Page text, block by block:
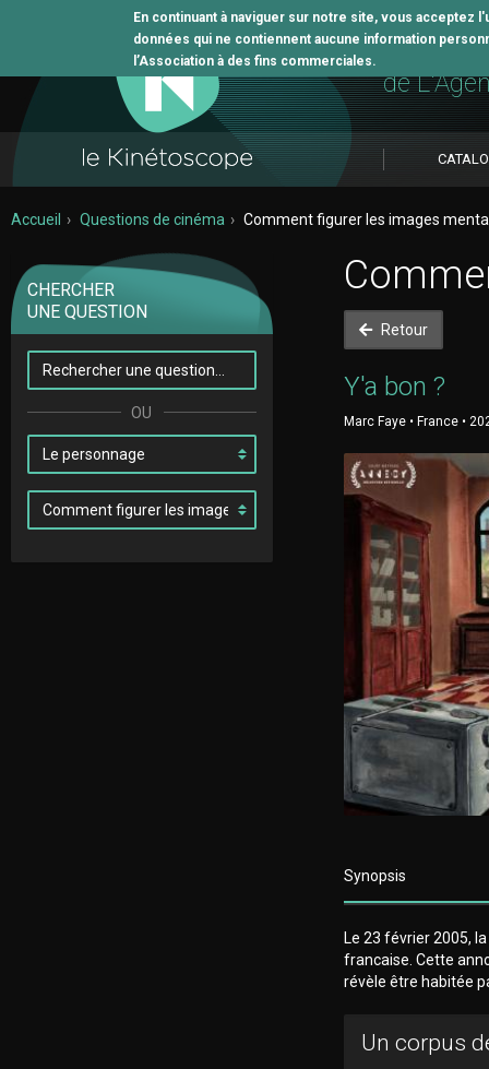
En continuant à naviguer sur notre site, vous
données qui ne contiennent aucune information
l’Association à des fins commerciales. L'outil
de
Accueil Questions de cinéma Comment figurer les images
CHERCHER
UNE QUESTION
Retour
Y'a bon ?
Marc Faye • France •
Synopsis
Le 23 février 2005,
francaise. Cette
révèle être habitée
Un corpus